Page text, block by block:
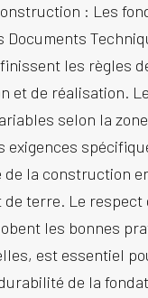
: Les
Documents
les règles
et de réalisation.
selon la
exigences
de la construction
terre. Le respect
les bonnes
est essentiel
de la